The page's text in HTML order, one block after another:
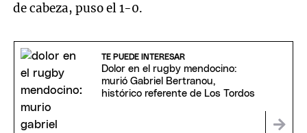
de cabeza, puso el 1-0.
TE PUEDE INTERESAR
Dolor en el rugby mendocino:
murió Gabriel Bertranou,
histórico referente de Los Tordos